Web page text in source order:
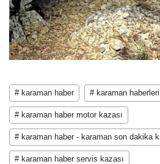
# karaman haber # karaman
# karaman haber motor kazası
# karaman haber - karaman son dakika
# karaman haber servis kazası